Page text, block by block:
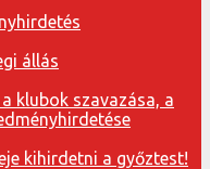
állás
klubok szavazása, a
kihirdetni a győztest!